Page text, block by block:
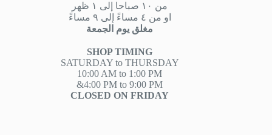
من ١٠ صباحا إلى ١ ظهر
او من ٤ مساءً إلى ٩ مساءً
مغلق يوم الجمعة
SHOP TIMING
SATURDAY to THURSDAY
10:00 AM to 1:00 PM
&4:00 PM to 9:00 PM
CLOSED ON FRIDAY